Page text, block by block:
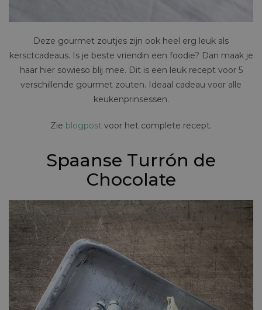
Deze gourmet zoutjes zijn ook heel erg leuk als
kersctcadeaus. Is je beste vriendin een foodie? Dan maak je
haar hier sowieso blij mee. Dit is een leuk recept voor 5
verschillende gourmet zouten. Ideaal cadeau voor alle
keukenprinsessen.
Zie blogpost voor het complete recept.
Spaanse Turrón de
Chocolate